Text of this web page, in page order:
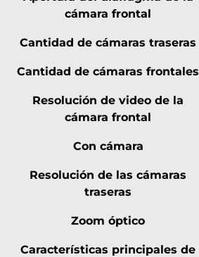
cámara frontal
Cantidad de cámaras traseras
Cantidad de cámaras frontales
Resolución de video de la
cámara frontal
Con cámara
Resolución de las cámaras
traseras
Zoom óptico
Características principales de